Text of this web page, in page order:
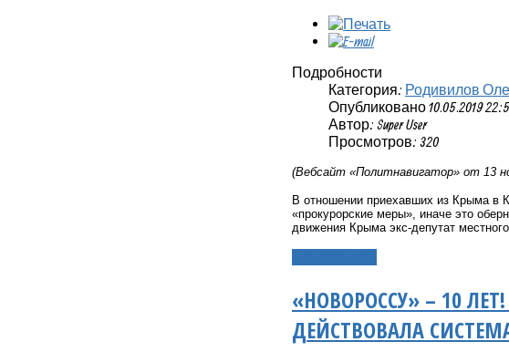
Подробности
Категория: Родивилов
Опубликовано 10.05.2019
Автор: Super User
Просмотров: 320
(Вебсайт «Политнавигатор» от 13
В отношении приехавших из Крыма в
«прокурорские меры», иначе это
движения Крыма экс-депутат
«НОВОРОССУ» – 10
ДЕЙСТВОВАЛА